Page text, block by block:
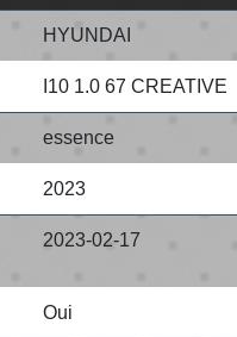
HYUNDAI
I10 1.0 67 CREATIVE
essence
2023
2023-02-17
Oui